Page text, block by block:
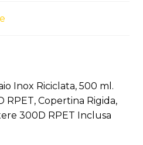
Inox Riciclata, 500 ml.
Copertina Rigida,
300D RPET Inclusa